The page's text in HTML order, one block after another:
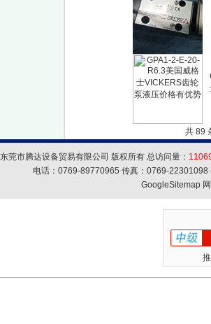
共 89
东莞市腾达设备贸易有限公司 版权所有 总访问量：
电话：0769-89770965 传真：0769-
GoogleSitemap网